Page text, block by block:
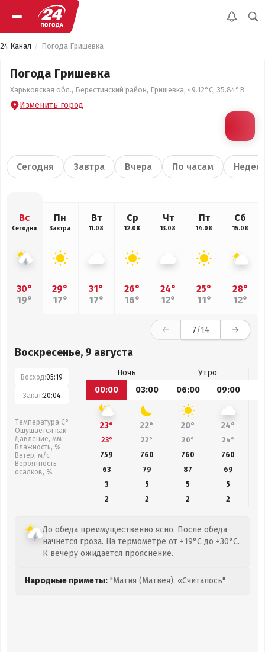
24 Канал Погода Гришевка
Погода Гришевка
Харьковская обл., Берестинский район, Гришевка, 49.12°С, 35.84°В
Изменить город
Сегодня Завтра Вчера По часам
Вс
Сегодня
30°
19°
Пн
Завтра
29°
17°
Вт
11.08
31°
17°
Ср
12.08
26°
16°
Чт
13.08
24°
12°
Пт
14.08
25°
11°
Сб
15.08
28°
12°
7/14
Воскресенье, 9 августа
Восход:05:19
Закат:20:04
Температура С°
Ощущается как
Давление, мм
Влажность, %
Ветер, м/с
Вероятность
осадков, %
Ночь
Утро
00:00
03:00 06:00 09:00
23° 22° 20° 24°
23° 22° 20° 24°
759
760 760 760
63
79 87 69
3
5 5
5
2
2 2 2
До обеда преимущественно ясно. После обеда
начнется гроза. На термометре от +19°C до +30°C.
К вечеру ожидается прояснение.
Народные приметы: "Матия (Матвея). «Считалось"